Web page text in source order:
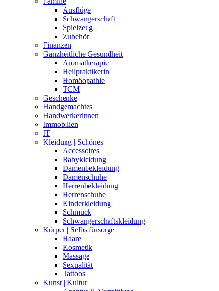
Ausflüge
Schwangerschaft
Spielzeug
Zubehör
Finanzen
Ganzheitliche Gesundheit
Aromatherapie
Heilpraktikerin
Homöopathie
TCM
Geschenke
Handgemachtes
Handwerkerinnen
Immobilien
IT
Kleidung | Schönes
Accessoires
Babykleidung
Damenbekleidung
Damenschuhe
Herrenbekleidung
Herrenschuhe
Kinderkleidung
Schmuck
Schwangerschaftskleidung
Körper | Selbstfürsorge
Haare
Kosmetik
Massage
Sexualität
Tattoos
Kunst | Kultur